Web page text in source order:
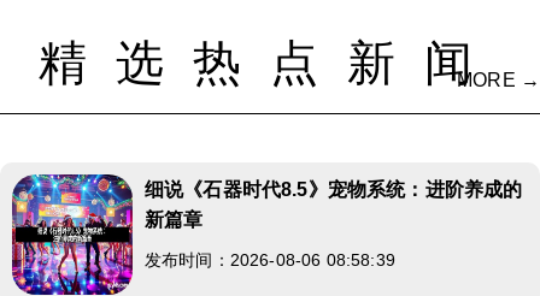
精选热点新闻
MORE →
细说《石器时代8.5》宠物系统：进阶养成的
新篇章
发布时间：2026-08-06 08:58:39